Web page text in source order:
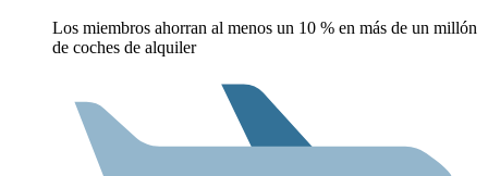
Los miembros ahorran al menos un 10 % en más de un millón
de coches de alquiler